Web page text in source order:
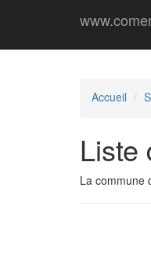
Accueil
Liste
La commune